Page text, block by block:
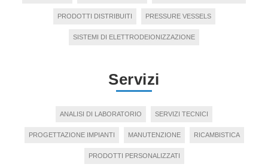
PRODOTTI DISTRIBUITI PRESSURE VESSELS
SISTEMI DI ELETTRODEIONIZZAZIONE
Servizi
ANALISI DI LABORATORIO SERVIZI TECNICI
PROGETTAZIONE IMPIANTI MANUTENZIONE RICAMBISTICA
PRODOTTI PERSONALIZZATI